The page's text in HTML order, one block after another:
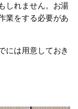
しれません。お湯
業をする必要があ
には用意しておき